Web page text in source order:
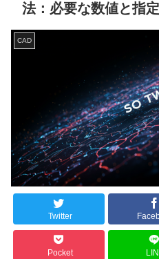
法：必要な数値と指
CAD
Twitter
Pocket